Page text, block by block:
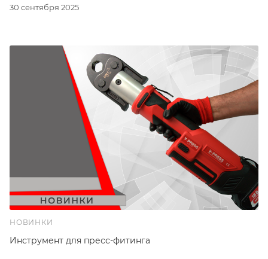
30 сентября 2025
НОВИНКИ
Инструмент для пресс-фитинга